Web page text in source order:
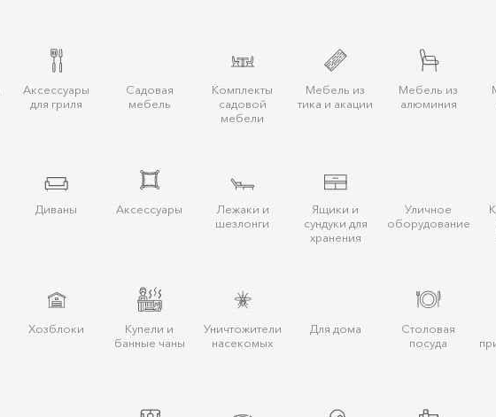
Аксессуары
для гриля
Садовая
мебель
Комплекты
садовой
мебели
Мебель из
тика и акации
Мебель из
алюминия
Диваны Аксессуары
Лежаки и
шезлонги
Ящики и
сундуки для
хранения
Уличное
оборудование
Хозблоки
Купели и
банные чаны
Уничтожители
насекомых
Для дома
Столовая
посуда